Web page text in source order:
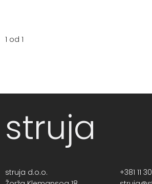
1 od 1
struja
struja d.o.o.
+381 11